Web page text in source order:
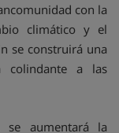
con la
climático y el
se construirá una
colindante a las
se aumentará la